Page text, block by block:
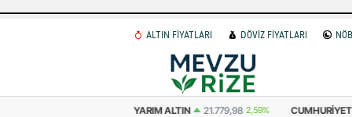
ALTIN FİYATLARI DÖVİZ FİYATLARI
YARIM ALTIN 21.779,98 2,59%